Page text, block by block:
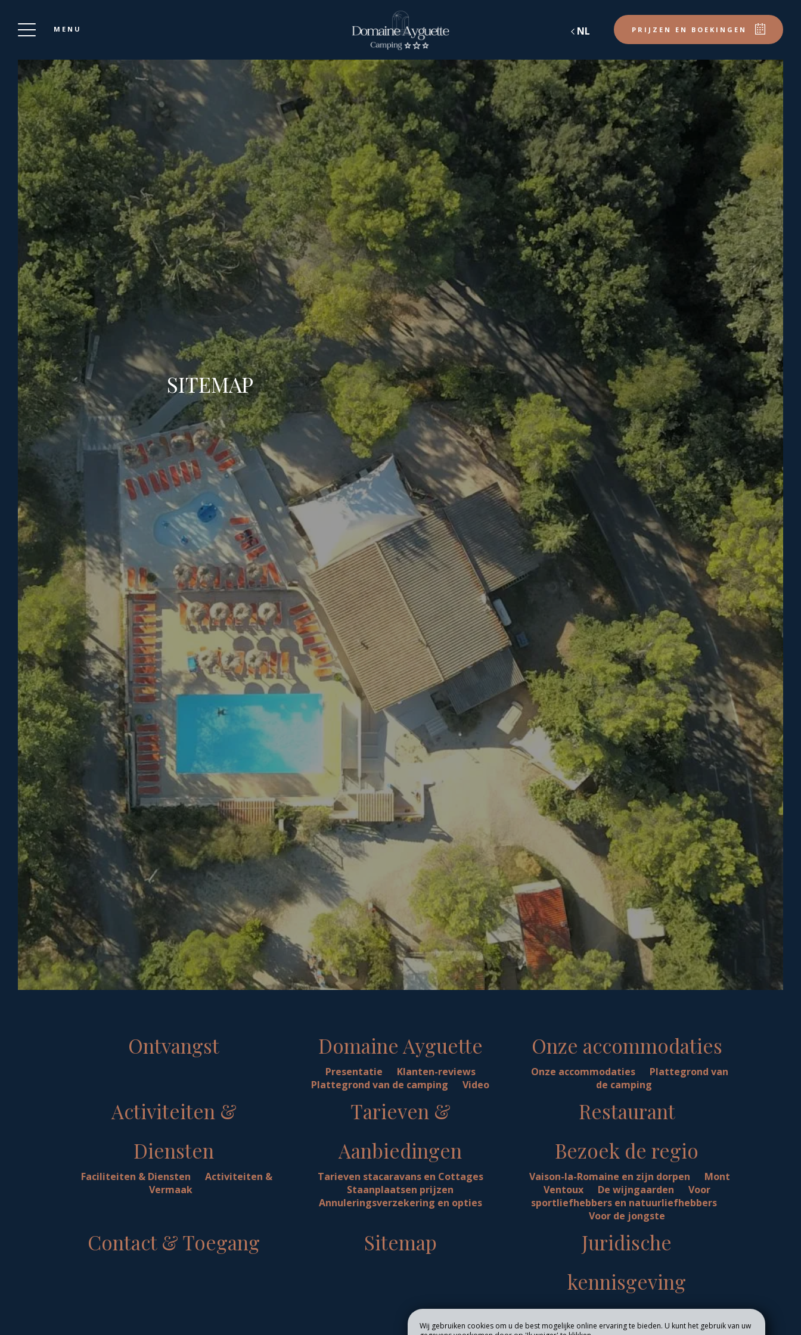
MENU PRIJZEN EN BOEKINGEN
NL DE EN
ONTVANGST DOMAINE AYGUETTE
ONZE
ACCOMMODATIES
ACTIVITEITEN &
DIENSTEN
DOMAINE AYGUETTE
Reserveren
In een omgeving van rust en natuur opent
Domaine Ayguette, camping in Faucon,
vlakbij Vaison-la-Romaine, elk jaar zijn
deuren voor u. Of u ons nu bezoekt als
tussenstop voordat u de top van de Mont
Ventoux beklimt, tijdens uw familievakantie
of tijdens uw expedities naar het hart van de
Provence, onze camping in Vaison la
Romaine zal u verrassen en betoveren!
een huurwoning boeken reserveer een locatie
EEN HUURWONING BOEKEN
Prijzen en boekingen
SITEMAP
Ontvangst Domaine Ayguette
Presentatie
Klanten-reviews
Plattegrond van de camping
Video
Onze accommodaties
Onze accommodaties
Plattegrond van
de camping
Activiteiten &
Diensten
Faciliteiten & Diensten
Activiteiten &
Vermaak
Tarieven &
Aanbiedingen
Tarieven stacaravans en Cottages
Staanplaatsen prijzen
Annuleringsverzekering en opties
Restaurant
Bezoek de regio
Vaison-la-Romaine en zijn dorpen
Mont
Ventoux
De wijngaarden
Voor
sportliefhebbers en natuurliefhebbers
Voor de jongste
Contact & Toegang Sitemap
Juridische
kennisgeving
Wij gebruiken cookies om u de best mogelijke online ervaring te bieden. U kunt het gebruik van uw